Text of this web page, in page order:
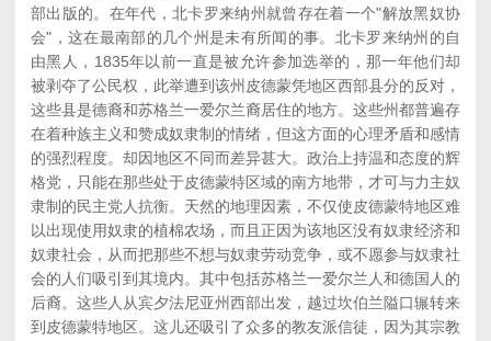
部出版的。在年代，北卡罗来纳州就曾存在着一个"解放黑奴协
会"，这在最南部的几个州是未有所闻的事。北卡罗来纳州的自
由黑人，1835年以前一直是被允许参加选举的，那一年他们却
被剥夺了公民权，此举遭到该州皮德蒙凭地区西部县分的反对，
这些县是德裔和苏格兰一爱尔兰裔居住的地方。这些州都普遍存
在着种族主义和赞成奴隶制的情绪，但这方面的心理矛盾和感情
的强烈程度。却因地区不同而差异甚大。政治上持温和态度的辉
格党，只能在那些处于皮德蒙特区域的南方地带，才可与力主奴
隶制的民主党人抗衡。天然的地理因素，不仅使皮德蒙特地区难
以出现使用奴隶的植棉农场，而且正因为该地区没有奴隶经济和
奴隶社会，从而把那些不想与奴隶劳动竞争，或不愿参与奴隶社
会的人们吸引到其境内。其中包括苏格兰一爱尔兰人和德国人的
后裔。这些人从宾夕法尼亚州西部出发，越过坎伯兰隘口辗转来
到皮德蒙特地区。这儿还吸引了众多的教友派信徒，因为其宗教